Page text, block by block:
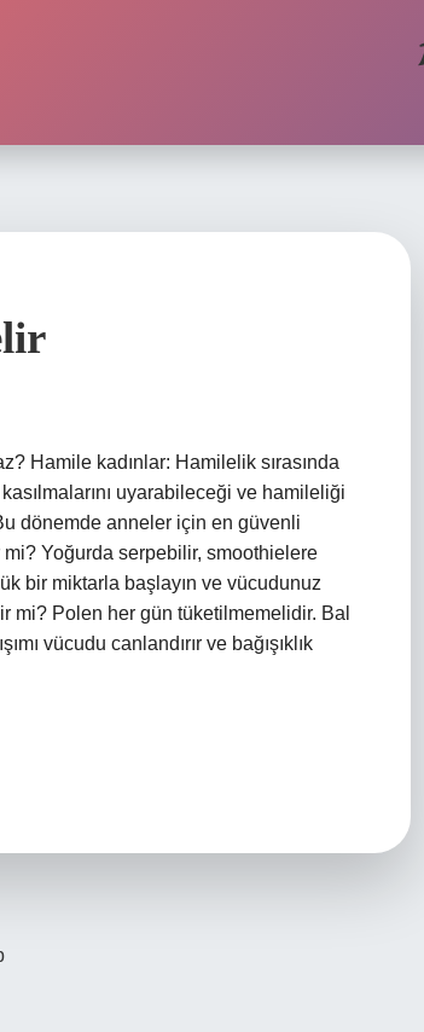
Hamile kadınlar: Hamilelik sırasında
uyarabileceği ve hamileliği
dönemde anneler için en güvenli
mi? Yoğurda serpebilir, smoothielere
bir miktarla başlayın ve vücudunuz
mi? Polen her gün tüketilmemelidir. Bal
vücudu canlandırır ve bağışıklık